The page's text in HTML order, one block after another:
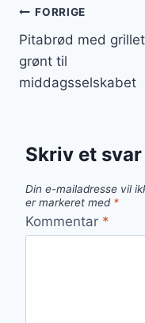
FORRIGE
Pitabrød med grillet
grønt til
middagsselskabet
Skriv et svar
Din e-mailadresse vil
er markeret med *
Kommentar *